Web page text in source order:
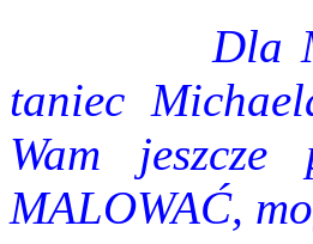
Dla
taniec
Wam
MALOWAĆ,